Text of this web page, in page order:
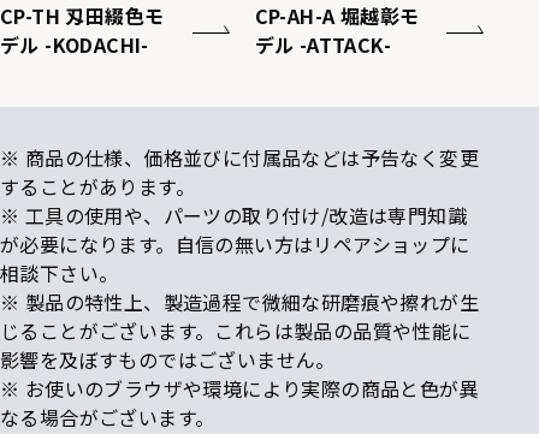
CP-TH 刄田綴色モ
デル -KODACHI-
CP-AH-A 堀越彰モ
デル -ATTACK-
※ 商品の仕様、価格並びに付属品などは予告なく変更
することがあります。
※ 工具の使用や、パーツの取り付け/改造は専門知識
が必要になります。自信の無い方はリペアショップに
相談下さい。
※ 製品の特性上、製造過程で微細な研磨痕や擦れが生
じることがございます。これらは製品の品質や性能に
影響を及ぼすものではございません。
※ お使いのブラウザや環境により実際の商品と色が異
なる場合がございます。